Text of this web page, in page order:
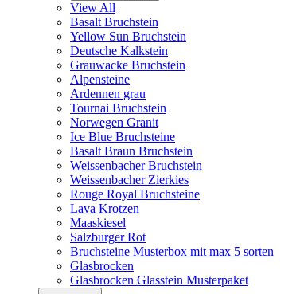
View All
Basalt Bruchstein
Yellow Sun Bruchstein
Deutsche Kalkstein
Grauwacke Bruchstein
Alpensteine
Ardennen grau
Tournai Bruchstein
Norwegen Granit
Ice Blue Bruchsteine
Basalt Braun Bruchstein
Weissenbacher Bruchstein
Weissenbacher Zierkies
Rouge Royal Bruchsteine
Lava Krotzen
Maaskiesel
Salzburger Rot
Bruchsteine Musterbox mit max 5 sorten
Glasbrocken
Glasbrocken Glasstein Musterpaket